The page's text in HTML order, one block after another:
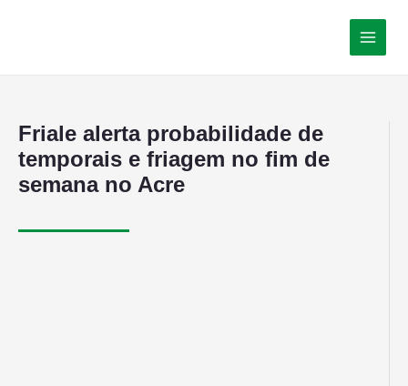
Friale alerta probabilidade de
temporais e friagem no fim de
semana no Acre